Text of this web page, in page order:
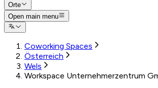
Orte
Open main menu
Coworking Spaces
Österreich
Wels
Workspace Unternehmerzentrum